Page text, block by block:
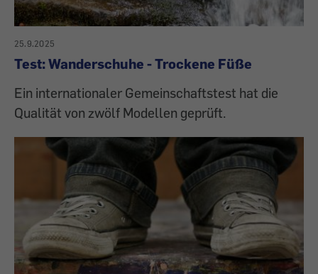
25.9.2025
Test: Wanderschuhe - Trockene Füße
Ein internationaler Gemeinschaftstest hat die
Qualität von zwölf Modellen geprüft.